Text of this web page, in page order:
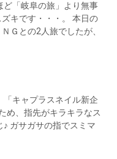
ど「岐阜の旅」より無事
キです・・・。 本日の
Ｇとの2人旅でしたが、
「キャプラスネイル新企
め、指先がキラキラなス
♪ ガサガサの指でスミマ